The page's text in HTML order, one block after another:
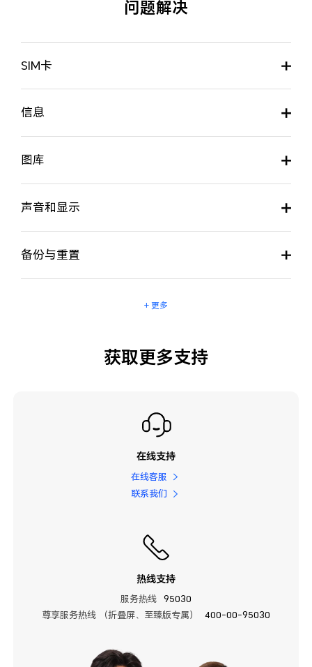
问题解决
SIM卡
信息
图库
声音和显示
备份与重置
+ 更多
获取更多支持
在线支持
在线客服
联系我们
热线支持
服务热线
95030
尊享服务热线 （折叠屏、至臻版专属）
400-00-95030